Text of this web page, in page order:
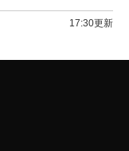
17:30更新